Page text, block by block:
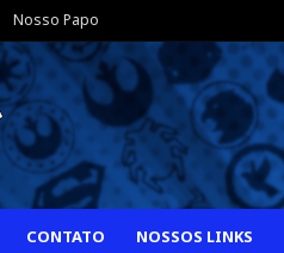
Nosso Papo
CONTATO NOSSOS LINKS